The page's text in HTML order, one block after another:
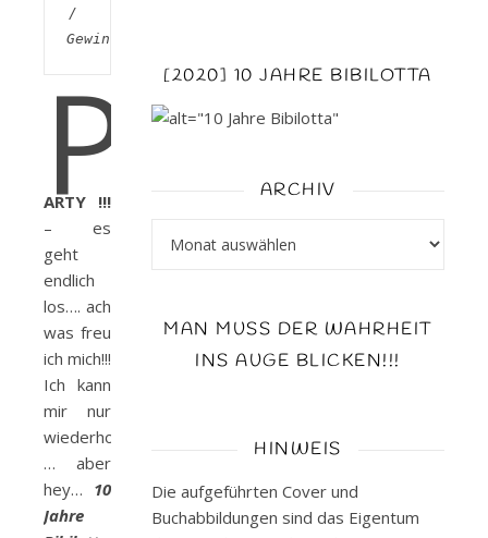
/
Gewinnspiel
P
ARTY !!!
– es
geht
endlich
los…. ach
was freu
ich mich!!!
Ich kann
mir nur
wiederholen
… aber
hey… 10
Jahre
[2020] 10 JAHRE BIBILOTTA
ARCHIV
MAN MUSS DER WAHRHEIT
INS AUGE BLICKEN!!!
HINWEIS
Die aufgeführten Cover und
Buchabbildungen sind das Eigentum